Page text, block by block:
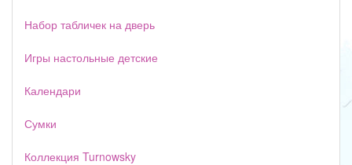
Набор табличек на дверь
Игры настольные детские
Календари
Сумки
Коллекция Turnowsky